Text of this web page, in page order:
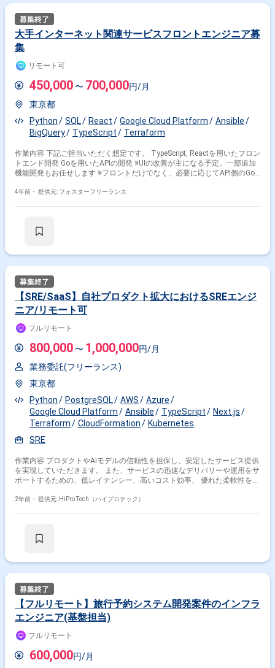
大手インターネット関連サービスフロントエンジニア募
集
リモート可
450,000 〜 700,000円/月
東京都
Python
SQL React Google Cloud Platform
Ansible
BigQuery
TypeScript Terraform
作業内容 下記ご担当いただく想定です。 TypeScript, Reactを用いたフロン
トエンド開発 Goを用いたAPIの開発 ※UIの改善が主になる予定。一部追加
機能開発もお任せします ※フロントだけでなく、必要に応じてAPI側のGo
Backend/Frontend, Data, SDK, QA) ＜開発チーム人数＞ 約20名(SRE,
4年前・ 提供元: フォスターフリーランス
【SRE/SaaS】自社プロダクト拡大におけるSREエンジ
ニア/リモート可
フルリモート
800,000 〜 1,000,000円/月
業務委託(フリーランス)
東京都
Python
PostgreSQL AWS
Azure
Google Cloud Platform
Ansible TypeScript
Next.js
Terraform
CloudFormation
Kubernetes
SRE
作業内容 プロダクトやAIモデルの信頼性を担保し、安定したサービス提供
を実現していただきます。 また、サービスの迅速なデリバリーや運用をサ
ポートするための、低レイテンシー、高いコスト効率、 優れた柔軟性を持
用、監視、管理を自動化するためのツールやプロセスの構築と保守 ・アラ
ムの信頼性と拡張性を向上させるためのソリューションの設計と実装 ・担
プロダクトの戦略・要件を設計するPdMチーム 同社は建設業を最適化する
ことを目指すスタートアップ企業です。 建設業全体の最適化を目指しつ
つ、現在は「建設部材の調達」領域で事業を展開しています。 同社ならで
はの特徴として、リアル事業としての建設部材メーカー機能と、 テック事
います。 そのため、業界の現場に入り込みながら実務有効性のあるプロダ
開発部では、建設図面を活用したコミュニケーションや設計支援を行う建
2年前・ 提供元: HiPro Tech（ハイプロテック）
【フルリモート】旅行予約システム開発案件のインフラ
エンジニア(基盤担当)
フルリモート
600,000円/月